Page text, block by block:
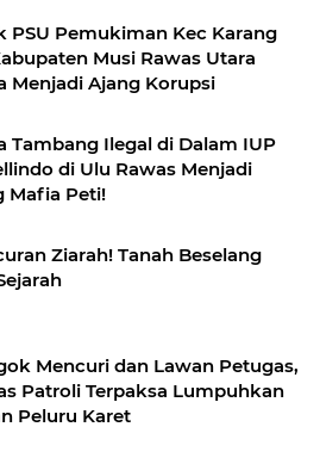
PSU Pemukiman Kec Karang
Musi Rawas Utara
Menjadi Ajang Korupsi
Tambang Ilegal di Dalam IUP
di Ulu Rawas Menjadi
Mafia Peti!
Ziarah! Tanah Beselang
Mencuri dan Lawan Petugas,
Patroli Terpaksa Lumpuhkan
Peluru Karet